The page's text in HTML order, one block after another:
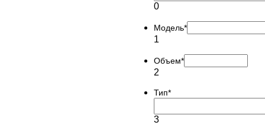
0
Модель*
1
Объем*
2
Тип*
3